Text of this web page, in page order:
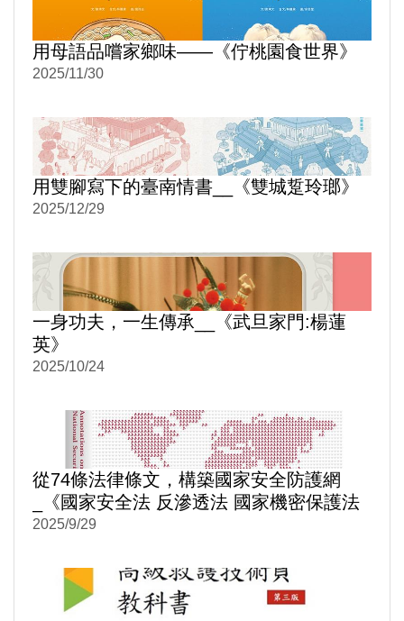
用母語品嚐家鄉味——《佇桃園食世界》
2025/11/30
用雙腳寫下的臺南情書__《雙城踅玲瑯》
2025/12/29
一身功夫，一生傳承__《武旦家門:楊蓮
英》
2025/10/24
從74條法律條文，構築國家安全防護網
_《國家安全法 反滲透法 國家機密保護法
逐條評釋》
2025/9/29